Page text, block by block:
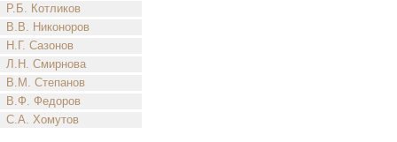
Р.Б. Котликов
В.В. Никоноров
Н.Г. Сазонов
Л.Н. Смирнова
В.М. Степанов
В.Ф. Федоров
С.А. Хомутов